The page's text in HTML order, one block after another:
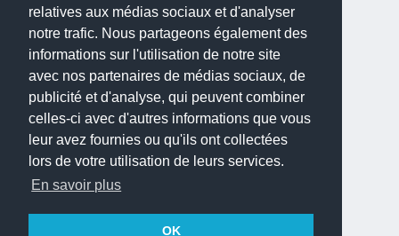
relatives aux médias sociaux et d'analyser
notre trafic. Nous partageons également des
informations sur l'utilisation de notre site
avec nos partenaires de médias sociaux, de
publicité et d'analyse, qui peuvent combiner
celles-ci avec d'autres informations que vous
leur avez fournies ou qu'ils ont collectées
lors de votre utilisation de leurs services.
En savoir plus
OK